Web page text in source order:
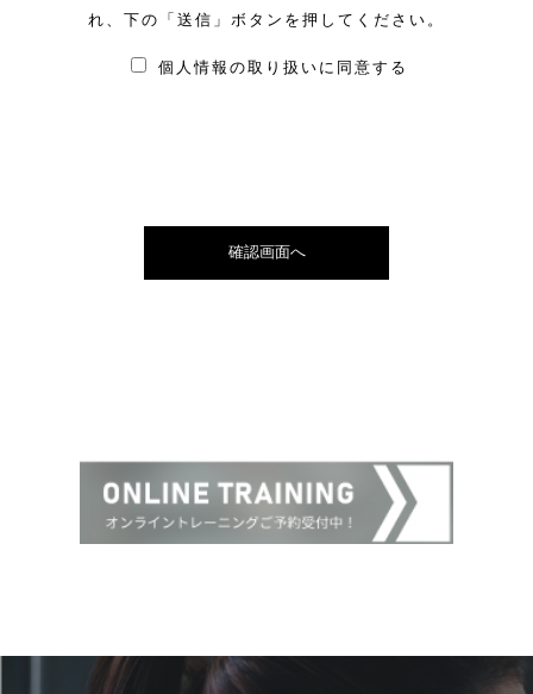
れ、下の「送信」ボタンを押してください。
個人情報の取り扱いに同意する